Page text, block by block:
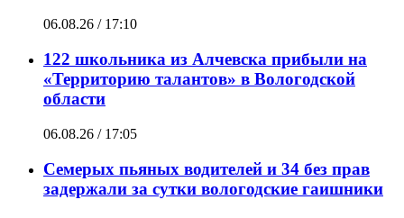
06.08.26 / 17:10
122 школьника из Алчевска прибыли на
«Территорию талантов» в Вологодской
области
06.08.26 / 17:05
Семерых пьяных водителей и 34 без прав
задержали за сутки вологодские гаишники